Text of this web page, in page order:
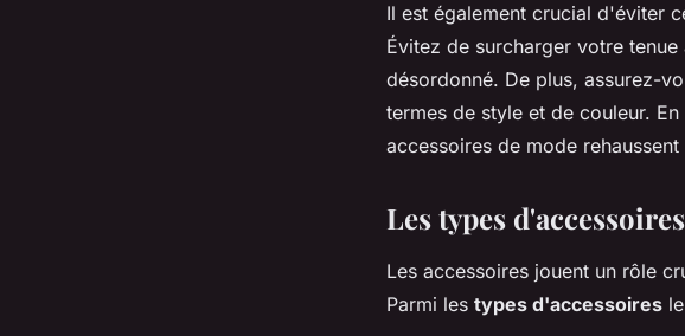
Il est également crucial d'éviter
Évitez de surcharger votre
désordonné. De plus, assurez-
termes de style et de couleur.
accessoires de mode
Les types
Les accessoires jouent un rôle
Parmi les types d'accessoires